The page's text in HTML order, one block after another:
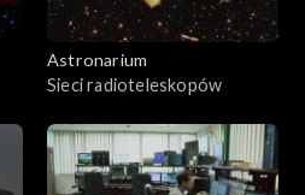
Astronarium
Sieci radioteleskopów